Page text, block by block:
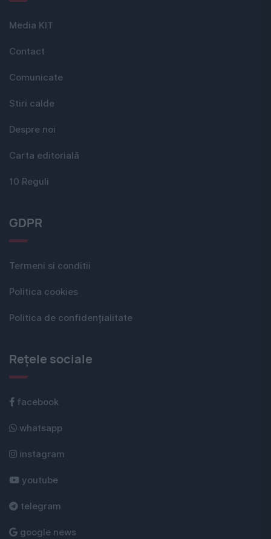
Media KIT
Contact
Comunicate
Stiri calde
Despre noi
Carta editorială
10 Reguli
GDPR
Termeni si conditii
Politica cookies
Politica de confidențialitate
Rețele sociale
facebook
whatsapp
instagram
youtube
telegram
google news